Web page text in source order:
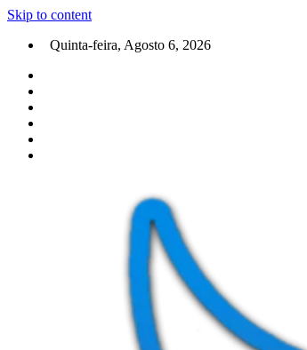
Skip to content
Quinta-feira, Agosto 6, 2026